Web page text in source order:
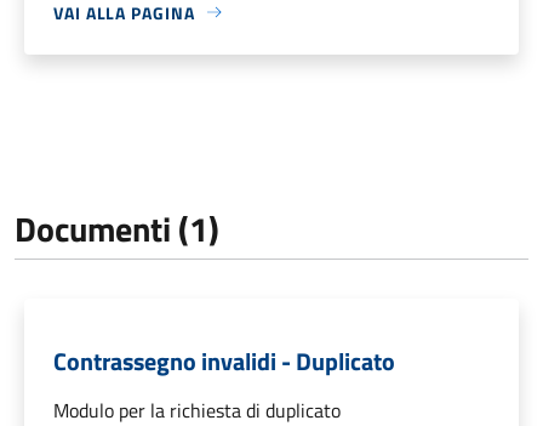
VAI ALLA PAGINA
Documenti (1)
Contrassegno invalidi - Duplicato
Modulo per la richiesta di duplicato